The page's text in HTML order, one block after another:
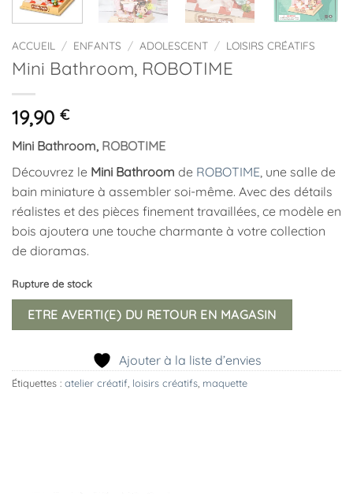
ACCUEIL / ENFANTS / ADOLESCENT / LOISIRS CRÉATIFS
Mini Bathroom, ROBOTIME
19,90 €
Mini Bathroom, ROBOTIME
Découvrez le Mini Bathroom de ROBOTIME , une salle de
bain miniature à assembler soi-même. Avec des détails
réalistes et des pièces finement travaillées, ce modèle en
bois ajoutera une touche charmante à votre collection
de dioramas.
Rupture de stock
ETRE AVERTI(E) DU RETOUR EN MAGASIN
Ajouter à la liste d’envies
Étiquettes : atelier créatif loisirs créatifs maquette